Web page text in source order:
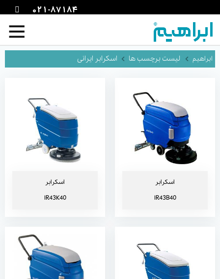
021-87184
لیست برچسب ها اسکرابر ایرانی
اسکرابر
IR43B40
اسکرابر IR43B40
اسکرابر
IR43K40
اسکرابر IR43K40
اسکرابر IR55K40 اسکرابر IR55B40